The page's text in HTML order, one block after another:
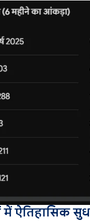
में ऐतिहासिक